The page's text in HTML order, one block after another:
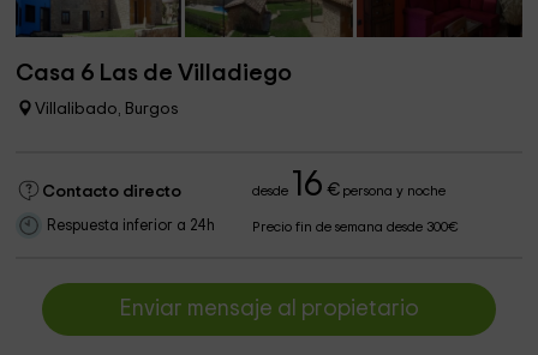
Casa 6 Las de Villadiego
Villalibado, Burgos
Contacto directo desde 16 €persona y noche
Respuesta inferior a 24h Precio fin de semana desde 300€
Enviar mensaje al propietario